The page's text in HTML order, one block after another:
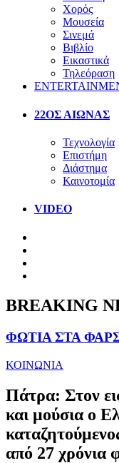
Χορός
Μουσεία
Σινεμά
Βιβλίο
Εικαστικά
Τηλεόραση
22ΟΣ ΑΙΩΝΑΣ
Τεχνολογία
Επιστήμη
Διάστημα
Καινοτομία
VIDEO
BREAKING
ΦΩΤΙΑ ΣΤΑ
ΚΟΙΝΩΝΙΑ
Πάτρα: Στον
και μούσια ο
από 27 χρόνια